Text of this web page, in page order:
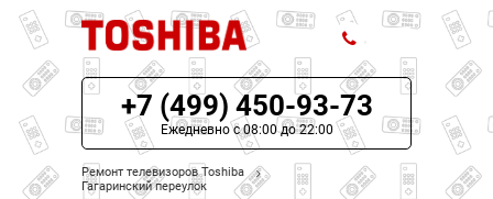
ЦЕНЫ НА РЕМОНТ
О СЕРВИСЕ
+7 (499) 450-93-73
Ежедневно с 08:00 до 22:00
Ремонт телевизоров Toshiba
Гагаринский переулок